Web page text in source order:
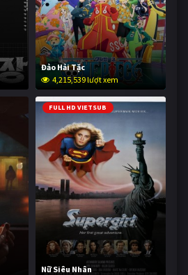
Đảo Hải Tặc
4,215,539 lượt xem
FULL HD VIETSUB
Nữ Siêu Nhân